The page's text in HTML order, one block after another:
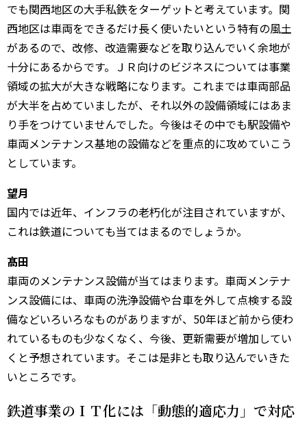
でも関西地区の大手私鉄をターゲットと考えています。関
西地区は車両をできるだけ長く使いたいという特有の風土
があるので、改修、改造需要などを取り込んでいく余地が
十分にあるからです。ＪＲ向けのビジネスについては事業
領域の拡大が大きな戦略になります。これまでは車両部品
が大半を占めていましたが、それ以外の設備領域にはあま
り手をつけていませんでした。今後はその中でも駅設備や
車両メンテナンス基地の設備などを重点的に攻めていこう
としています。
望月
国内では近年、インフラの老朽化が注目されていますが、
これは鉄道についても当てはまるのでしょうか。
髙田
車両のメンテナンス設備が当てはまります。車両メンテナ
ンス設備には、車両の洗浄設備や台車を外して点検する設
備などいろいろなものがありますが、50年ほど前から使わ
れているものも少なくなく、今後、更新需要が増加してい
くと予想されています。そこは是非とも取り込んでいきた
いところです。
鉄道事業のＩＴ化には「動態的適応力」で対応